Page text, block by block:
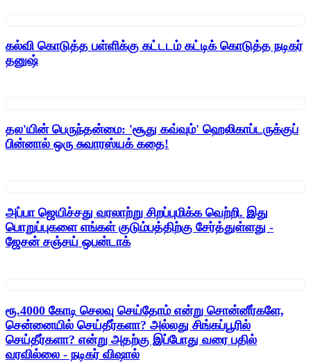
கல்வி கொடுத்த பள்ளிக்கு கட்டடம் கட்டிக் கொடுத்த நடிகர்
தனுஷ்
தல'யின் பெருந்தன்மை: 'சூது கவ்வும்' ஹெலிகாப்டருக்குப்
பின்னால் ஒரு சுவாரஸ்யக் கதை!
அப்பா ஜெயிச்சது வரலாற்று சிறப்புமிக்க வெற்றி. இது
பொறுப்புகளை எங்கள் குடும்பத்திற்கு சேர்த்துள்ளது -
ஜேசன் சஞ்சய் ஒபன்டாக்
ரூ.4000 கோடி செலவு செய்தோம் என்று சொன்னீர்களே,
சென்னையில் செய்தீர்களா? அல்லது சிங்கப்பூரில்
செய்தீர்களா? என்று அதற்கு இப்போது வரை பதில்
வரவில்லை - நடிகர் விஷால்